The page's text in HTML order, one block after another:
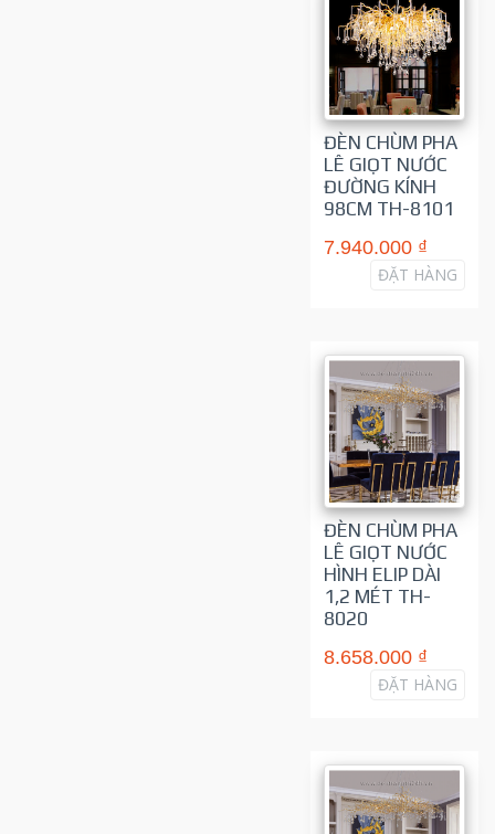
ĐÈN CHÙM PHA
LÊ GIỌT NƯỚC
ĐƯỜNG KÍNH
98CM TH-8101
7.940.000 ₫
ĐẶT HÀNG
ĐÈN CHÙM PHA
LÊ GIỌT NƯỚC
HÌNH ELIP DÀI
1,2 MÉT TH-
8020
8.658.000 ₫
ĐẶT HÀNG